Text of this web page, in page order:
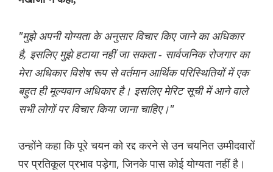
"मुझे अपनी योग्यता के अनुसार विचार किए जाने का अधिकार
है, इसलिए मुझे हटाया नहीं जा सकता - सार्वजनिक रोजगार का
मेरा अधिकार विशेष रूप से वर्तमान आर्थिक परिस्थितियों में एक
बहुत ही मूल्यवान अधिकार है। इसलिए मेरिट सूची में आने वाले
सभी लोगों पर विचार किया जाना चाहिए।"
उन्होंने कहा कि पूरे चयन को रद्द करने से उन चयनित उम्मीदवारों
पर प्रतिकूल प्रभाव पड़ेगा, जिनके पास कोई योग्यता नहीं है।